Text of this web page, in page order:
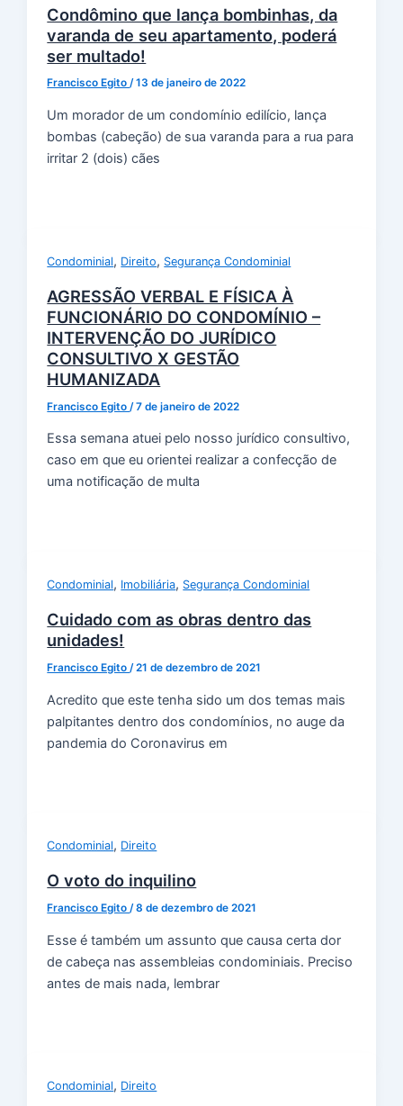
Condômino que lança bombinhas, da
varanda de seu apartamento, poderá
ser multado!
Francisco Egito/13 de janeiro de 2022
Um morador de um condomínio edilício, lança
bombas (cabeção) de sua varanda para a rua para
irritar 2 (dois) cães
Condominial, Direito, Segurança Condominial
AGRESSÃO VERBAL E FÍSICA À
FUNCIONÁRIO DO CONDOMÍNIO –
INTERVENÇÃO DO JURÍDICO
CONSULTIVO X GESTÃO
HUMANIZADA
Francisco Egito /7 de janeiro de 2022
Essa semana atuei pelo nosso jurídico consultivo,
caso em que eu orientei realizar a confecção de
uma notificação de multa
Condominial, Imobiliária, Segurança Condominial
Cuidado com as obras dentro das
unidades!
Francisco Egito/21 de dezembro de 2021
Acredito que este tenha sido um dos temas mais
palpitantes dentro dos condomínios, no auge da
pandemia do Coronavirus em
Condominial, Direito
O voto do inquilino
Francisco Egito/8 de dezembro de 2021
Esse é também um assunto que causa certa dor
de cabeça nas assembleias condominiais. Preciso
antes de mais nada, lembrar
Condominial, Direito